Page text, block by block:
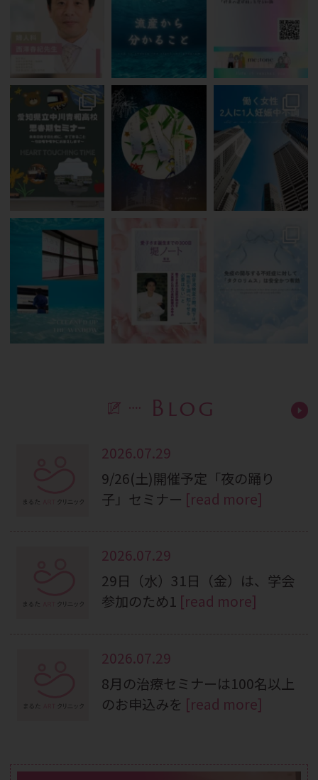
Blog
2026.07.29
9/26(土)開催予定「夜の踊り
子」セミナー [read more]
2026.07.29
29日（水）31日（金）は、学会
参加のため1 [read more]
2026.07.29
8月の治療セミナーは100名以上
のお申込みを [read more]